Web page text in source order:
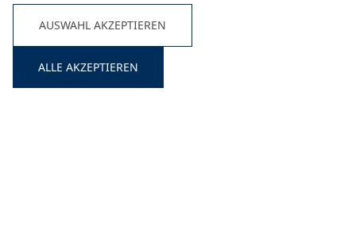
AUSWAHL AKZEPTIEREN
ALLE AKZEPTIEREN